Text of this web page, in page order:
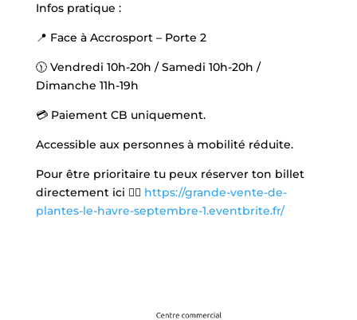
Infos pratique :
📍 Face à Accrosport – Porte 2
🕦 Vendredi 10h-20h / Samedi 10h-20h /
Dimanche 11h-19h
💳 Paiement CB uniquement.
Accessible aux personnes à mobilité réduite.
Pour être prioritaire tu peux réserver ton billet
directement ici 👉🏼 https://grande-vente-de-
plantes-le-havre-septembre-1.eventbrite.fr/